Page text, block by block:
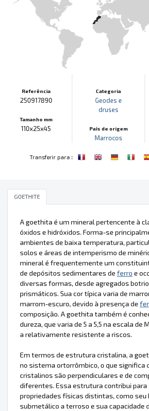
Referência
250917890
Tamanho mm
110x25x45
Categoria
Geodes e
druses
País de origem
Marrocos
Transferir para :
GOETHITE
A goethita é um mineral pertencente à
óxidos e hidróxidos. Forma-se
ambientes de baixa temperatura,
solos e áreas de intemperismo de
mineral é frequentemente um
de depósitos sedimentares de ferro e
diversas formas, desde agregados
prismáticos. Sua cor típica varia de
marrom-escuro, devido à presença de
composição. A goethita também é
dureza, que varia de 5 a 5,5 na escala de
a relativamente resistente a riscos.
Em termos de estrutura cristalina, a
no sistema ortorrômbico, o que significa
cristalinos são perpendiculares e de
diferentes. Essa estrutura contribui para
propriedades físicas distintas, como seu
submetálico a terroso e sua capacidade